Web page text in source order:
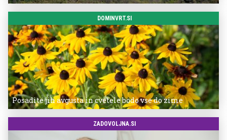
DOMINVRT.SI
Posadite jih avgusta in cvetele bodo vse do zime
ZADOVOLJNA.SI